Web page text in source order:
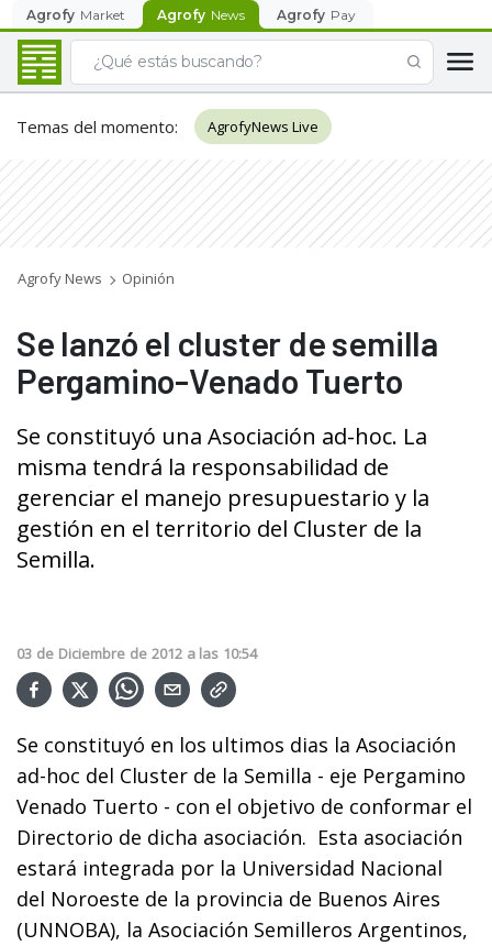
Agrofy Market Agrofy News Agrofy Pay
Temas del momento: AgrofyNews Live
Agrofy News Opinión
Se lanzó el cluster de semilla
Pergamino-Venado Tuerto
Se constituyó una Asociación ad-hoc. La
misma tendrá la responsabilidad de
gerenciar el manejo presupuestario y la
gestión en el territorio del Cluster de la
Semilla.
03 de Diciembre de 2012 a las 10:54
Se constituyó en los ultimos dias la Asociación
ad-hoc del Cluster de la Semilla - eje Pergamino
Venado Tuerto - con el objetivo de conformar el
Directorio de dicha asociación. Esta asociación
estará integrada por la Universidad Nacional
del Noroeste de la provincia de Buenos Aires
(UNNOBA), la Asociación Semilleros Argentinos,